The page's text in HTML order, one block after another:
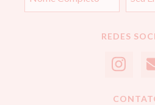
REDES